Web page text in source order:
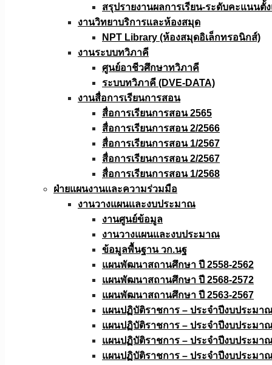
สรุปรายงานผลการเรียน-ระดับคะแนนตั้
งานวิทยาบริการเเละห้องสมุด
NPT Library (ห้องสมุดอิเล็กทรอนิกส์)
งานระบบทวิภาคี
ศูนย์อาชีวศึกษาทวิภาคี
ระบบทวิภาคี (DVE-DATA)
งานสื่อการเรียนการสอน
สื่อการเรียนการสอน 2565
สื่อการเรียนการสอน 2/2566
สื่อการเรียนการสอน 1/2567
สื่อการเรียนการสอน 2/2567
สื่อการเรียนการสอน 1/2568
ฝ่ายแผนงานเเละความร่วมมือ
งานวางแผนเเละงบประมาณ
งานศูนย์ข้อมูล
งานวางแผนและงบประมาณ
ข้อมูลพื้นฐาน วก.นฐ
แผนพัฒนาสถานศึกษา ปี 2558-2562
แผนพัฒนาสถานศึกษา ปี 2568-2572
แผนพัฒนาสถานศึกษา ปี 2563-2567
แผนปฏิบัติราชการ – ประจำปีงบประมา
แผนปฏิบัติราชการ – ประจำปีงบประมา
แผนปฏิบัติราชการ – ประจำปีงบประมา
แผนปฏิบัติราชการ – ประจำปีงบประมา